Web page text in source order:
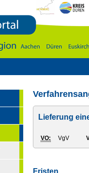
Lieferung
VO: VgV
Fristen